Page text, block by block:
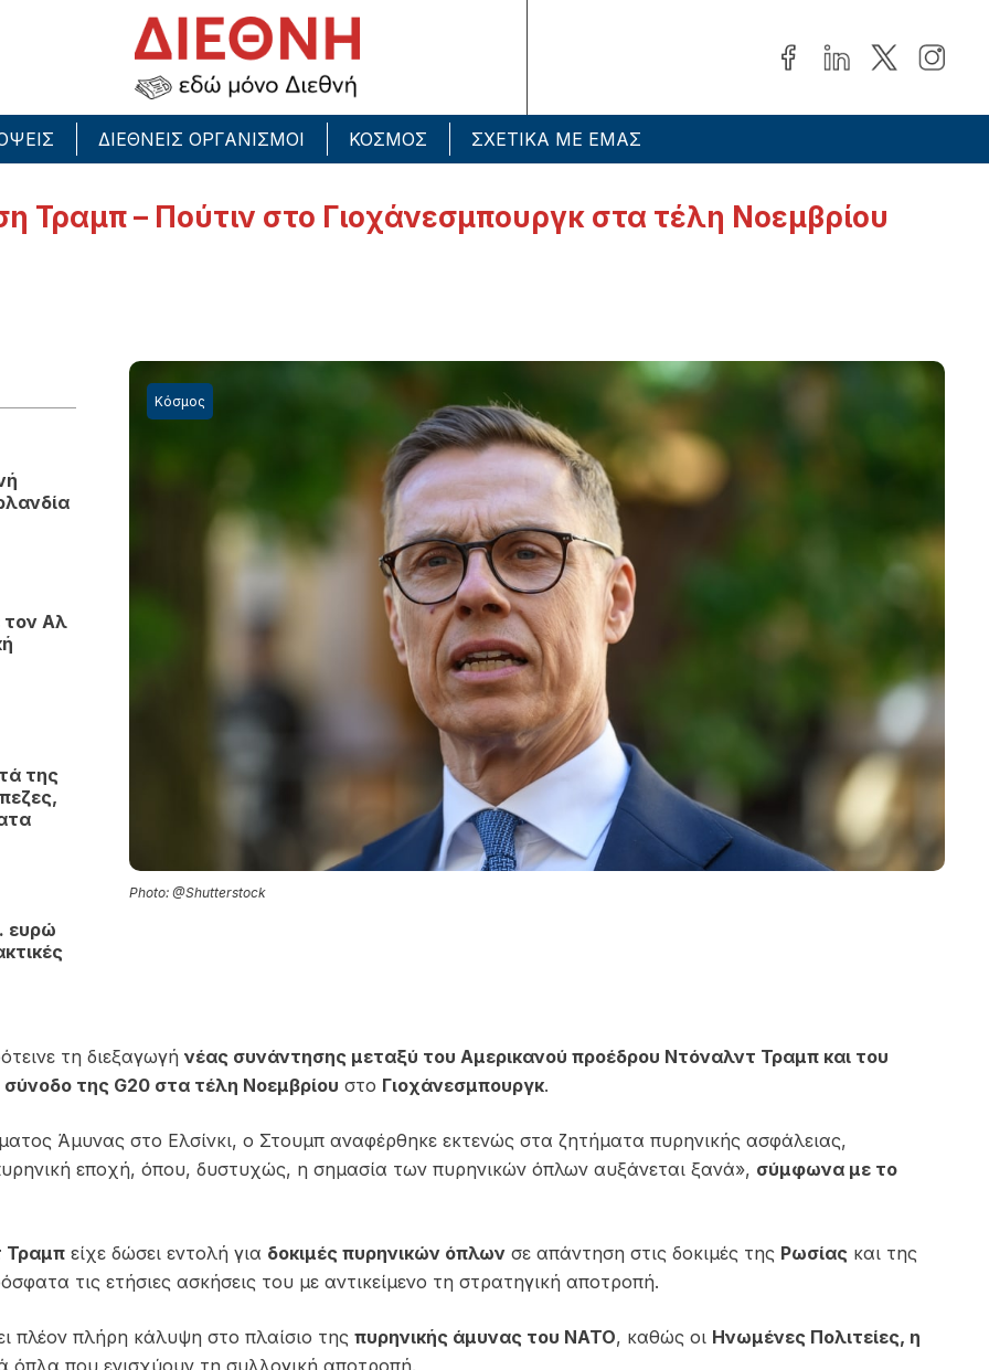
ΔΙΕΘΝΕΙΣ ΟΡΓΑΝΙΣΜΟΙ ΚΟΣΜΟΣ ΣΧΕΤΙΚΑ ΜΕ ΕΜΑΣ
Τραμπ – Πούτιν στο Γιοχάνεσμπουργκ στα τέλη Νοεμβρίου
τον Αλ
της
ευρώ
Photo: @Shutterstock
Κόσμος
τη διεξαγωγή νέας συνάντησης μεταξύ του Αμερικανού προέδρου Ντόναλντ Τραμπ και του
σύνοδο της G20 στα τέλη Νοεμβρίου στο Γιοχάνεσμπουργκ.
Άμυνας στο Ελσίνκι, ο Στουμπ αναφέρθηκε εκτενώς στα ζητήματα πυρηνικής ασφάλειας,
εποχή, όπου, δυστυχώς, η σημασία των πυρηνικών όπλων αυξάνεται ξανά», σύμφωνα με το
Τραμπ είχε δώσει εντολή για δοκιμές πυρηνικών όπλων σε απάντηση στις δοκιμές της Ρωσίας και της
τις ετήσιες ασκήσεις του με αντικείμενο τη στρατηγική αποτροπή.
πλέον πλήρη κάλυψη στο πλαίσιο της πυρηνικής άμυνας του ΝΑΤΟ, καθώς οι Ηνωμένες Πολιτείες, η